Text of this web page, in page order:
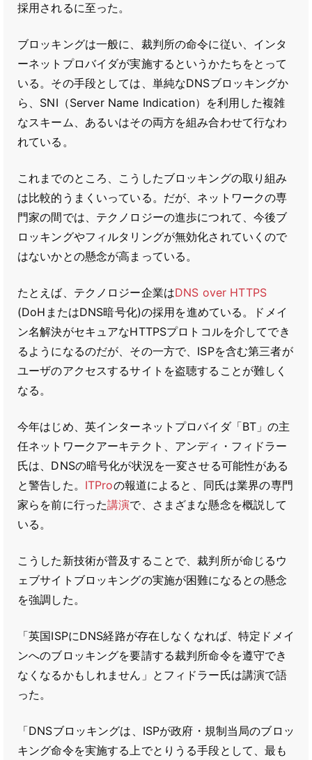
採用されるに至った。
ブロッキングは一般に、裁判所の命令に従い、インタ
ーネットプロバイダが実施するというかたちをとって
いる。その手段としては、単純なDNSブロッキングか
ら、SNI（Server Name Indication）を利用した複雑
なスキーム、あるいはその両方を組み合わせて行なわ
れている。
これまでのところ、こうしたブロッキングの取り組み
は比較的うまくいっている。だが、ネットワークの専
門家の間では、テクノロジーの進歩につれて、今後ブ
ロッキングやフィルタリングが無効化されていくので
はないかとの懸念が高まっている。
たとえば、テクノロジー企業はDNS over HTTPS
(DoHまたはDNS暗号化)の採用を進めている。ドメイ
ン名解決がセキュアなHTTPSプロトコルを介してでき
るようになるのだが、その一方で、ISPを含む第三者が
ユーザのアクセスするサイトを盗聴することが難しく
なる。
今年はじめ、英インターネットプロバイダ「BT」の主
任ネットワークアーキテクト、アンディ・フィドラー
氏は、DNSの暗号化が状況を一変させる可能性がある
と警告した。 ITProの報道によると、同氏は業界の専門
家らを前に行った講演で、さまざまな懸念を概説して
いる。
こうした新技術が普及することで、裁判所が命じるウ
ェブサイトブロッキングの実施が困難になるとの懸念
を強調した。
「英国ISPにDNS経路が存在しなくなれば、特定ドメイ
ンへのブロッキングを要請する裁判所命令を遵守でき
なくなるかもしれません」とフィドラー氏は講演で語
った。
「DNSブロッキングは、ISPが政府・規制当局のブロッ
キング命令を実施する上でとりうる手段として、最も